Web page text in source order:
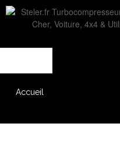
Accueil